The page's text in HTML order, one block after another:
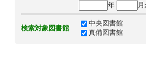
年
検索対象図書館
中央図書館
真備図書館